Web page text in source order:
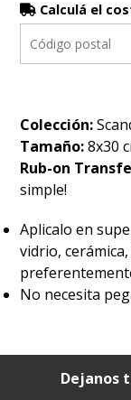
Calculá el
Colección:
Tamaño:8x30
Rub-on
simple!
Aplicalo en
vidrio,
No necesita
Dejanos